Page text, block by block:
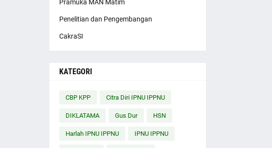
Pramuka MAN Matim
Penelitian dan Pengembangan
CakraSI
KATEGORI
CBP KPP Citra Diri IPNU IPPNU
DIKLATAMA Gus Dur HSN
Harlah IPNU IPPNU IPNU IPPNU